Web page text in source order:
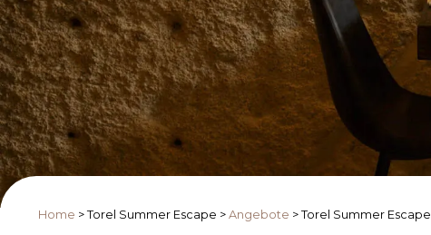
Home > Torel Summer Escape > Angebote > Torel Summer Escape